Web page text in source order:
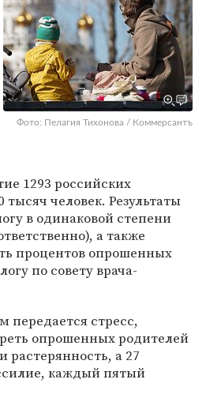
Фото: Пелагия Тихонова / Коммерсантъ
1293 российских
человек. Результаты
в одинаковой степени
а также
процентов опрошенных
по совету врача-
передается стресс,
опрошенных родителей
растерянность, а 27
каждый пятый